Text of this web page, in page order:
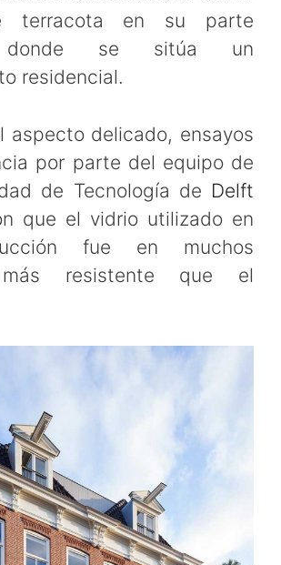
terracota en su parte
donde se sitúa un
residencial.
aspecto delicado, ensayos
por parte del equipo de
de Tecnología de Delft
que el vidrio utilizado en
fue en muchos
resistente que el